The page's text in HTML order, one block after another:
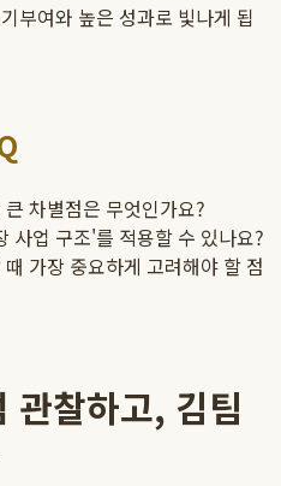
부여와 높은 성과로 빛나게 됩
차별점은 무엇인가요?
사업 구조'를 적용할 수 있나요?
가장 중요하게 고려해야 할 점
관찰하고, 김팀